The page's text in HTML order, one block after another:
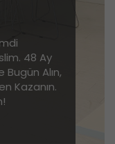
48 Ay
Bugün Alın,
Kazanın.